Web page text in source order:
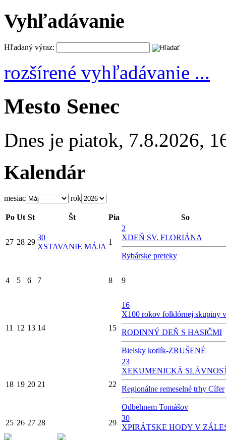
Vyhľadávanie
Hľadaný výraz:
rozšírené vyhľadávanie ...
Mesto Senec
Dnes je piatok, 7.8.2026,
Kalendár
mesiac rok
Po Ut St Št Pia So
27 28 29
30
XSTAVANIE MÁJA
1
2
XDEŇ SV. FLORIÁNA
Rybárske preteky
4 5 6 7 8 9
11 12 13 14 15
16
X100 rokov folklórnej skupiny
RODINNÝ DEŇ S HASIČMI
Bielsky kotlík-ZRUŠENÉ
18 19 20 21 22
23
XEKUMENICKÁ
Regionálne remeselné trhy Cífer
Odbehnem Tomášov
25 26 27 28 29
30
XPIRÁTSKE HODY V